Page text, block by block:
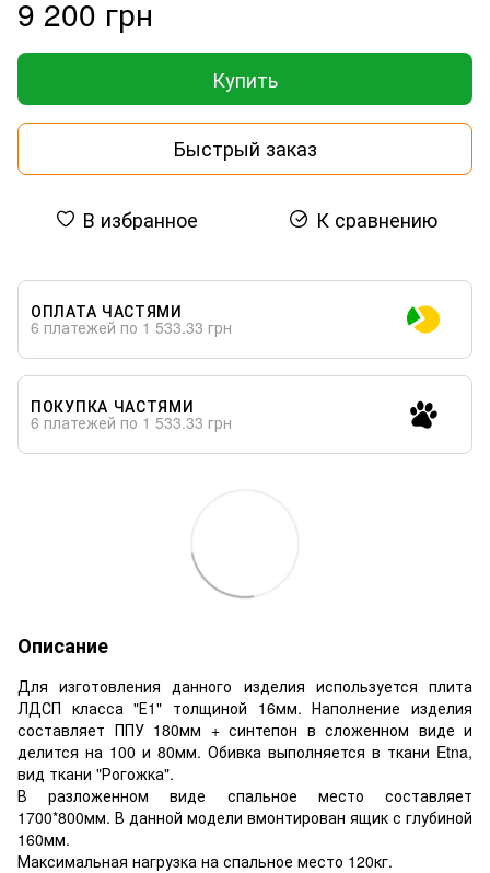
9 200 грн
Купить
Быстрый заказ
В избранное К сравнению
ОПЛАТА ЧАСТЯМИ
6 платежей по 1 533.33 грн
ПОКУПКА ЧАСТЯМИ
6 платежей по 1 533.33 грн
Описание
Для изготовления данного изделия используется плита
ЛДСП класса "Е1" толщиной 16мм. Наполнение изделия
составляет ППУ 180мм + синтепон в сложенном виде и
делится на 100 и 80мм. Обивка выполняется в ткани Etna,
вид ткани "Рогожка".
В разложенном виде спальное место составляет
1700*800мм. В данной модели вмонтирован ящик с глубиной
160мм.
Максимальная нагрузка на спальное место 120кг.